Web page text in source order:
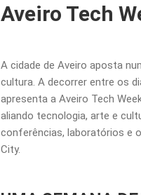
Aveiro Tech
A cidade de Aveiro aposta
cultura. A decorrer entre os
apresenta a Aveiro Tech
aliando tecnologia, arte e
conferências, laboratórios e
City.